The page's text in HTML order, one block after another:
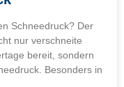
Schneedruck? Der
nur verschneite
bereit, sondern
Besonders in